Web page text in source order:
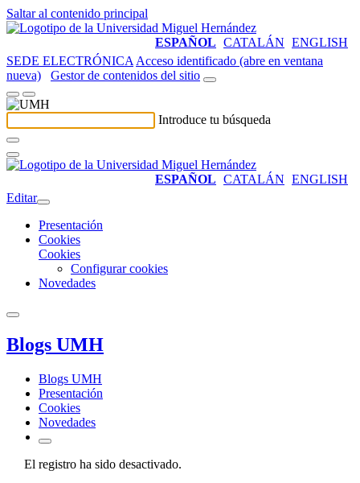
Saltar al contenido principal
ESPAÑOL CATALÁN ENGLISH
SEDE ELECTRÓNICA Acceso identificado (abre en ventana
nueva)
Gestor de contenidos del sitio
Introduce tu búsqueda
ESPAÑOL CATALÁN ENGLISH
Editar
Presentación
Cookies
Cookies
Configurar cookies
Novedades
Blogs UMH
Blogs UMH
Presentación
Cookies
Novedades
El registro ha sido desactivado.